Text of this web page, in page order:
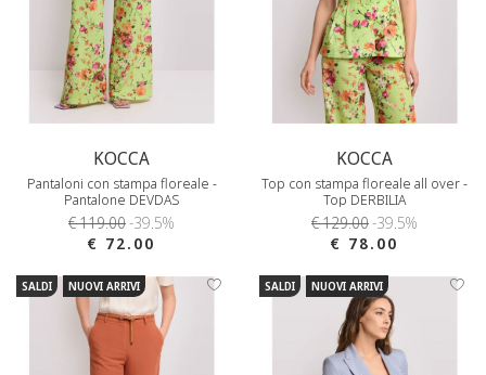
KOCCA
Pantaloni con stampa floreale -
Pantalone DEVDAS
€ 119.00-39.5%
€ 72.00
KOCCA
Top con stampa floreale all over -
Top DERBILIA
€ 129.00-39.5%
€ 78.00
SALDI NUOVI ARRIVI SALDI NUOVI ARRIVI